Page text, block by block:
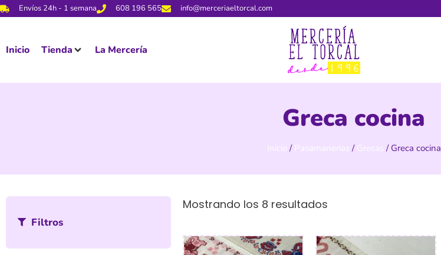
Envíos 24h - 1 semana 608 196 565 info@merceriaeltorcal.com
Inicio Tienda La Mercería
Greca cocina
Inicio / Pasamanerias / Grecas / Greca cocina
Filtros
Mostrando los 8 resultados